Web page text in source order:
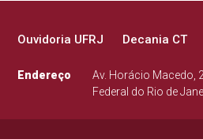
Ouvidoria UFRJ Decania CT
Endereço
Av. Horácio Macedo,
Federal do Rio de